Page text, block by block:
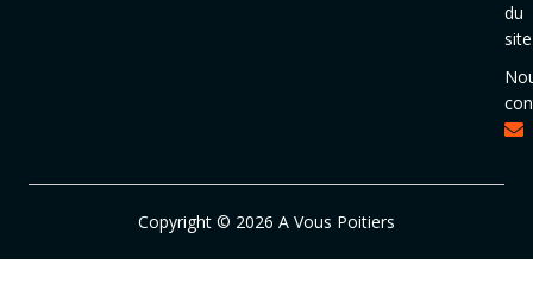
du
site
Copyright © 2026 A Vous Poitiers